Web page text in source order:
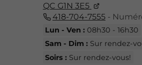
QC G1N 3E5
418-704-7555-
Lun - Ven : 08h30 - 16h30
Sam - Dim : Sur rendez-
Soirs : Sur rendez-vous!